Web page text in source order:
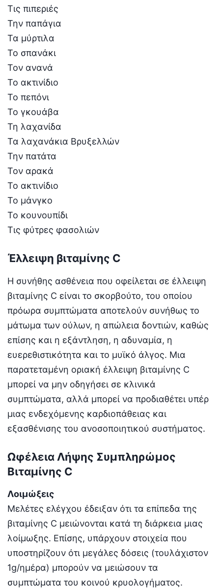
Τις πιπεριές
Την παπάγια
Τα μύρτιλα
Το σπανάκι
Τον ανανά
Το ακτινίδιο
Το πεπόνι
Το γκουάβα
Τη λαχανίδα
Τα λαχανάκια Βρυξελλών
Την πατάτα
Τον αρακά
Το ακτινίδιο
Το μάνγκο
Το κουνουπίδι
Τις φύτρες φασολιών
Έλλειψη βιταμίνης C
Η συνήθης ασθένεια που οφείλεται σε έλλειψη
βιταμίνης C είναι το σκορβούτο, του οποίου
πρόωρα συμπτώματα αποτελούν συνήθως το
μάτωμα των ούλων, η απώλεια δοντιών, καθώς
επίσης και η εξάντληση, η αδυναμία, η
ευερεθιστικότητα και το μυϊκό άλγος. Μια
παρατεταμένη οριακή έλλειψη βιταμίνης C
μπορεί να μην οδηγήσει σε κλινικά
συμπτώματα, αλλά μπορεί να προδιαθέτει υπέρ
μιας ενδεχόμενης καρδιοπάθειας και
εξασθένισης του ανοσοποιητικού συστήματος.
Ωφέλεια Λήψης Συμπληρώμος
Βιταμίνης C
Λοιμώξεις
Μελέτες ελέγχου έδειξαν ότι τα επίπεδα της
βιταμίνης C μειώνονται κατά τη διάρκεια μιας
λοίμωξης. Επίσης, υπάρχουν στοιχεία που
υποστηρίζουν ότι μεγάλες δόσεις (τουλάχιστον
1g/ημέρα) μπορούν να μειώσουν τα
συμπτώματα του κοινού κρυολογήματος.